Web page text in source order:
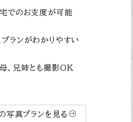
でのお支度が可能
ランがわかりやすい
、兄姉とも撮影OK
写真プランを見る